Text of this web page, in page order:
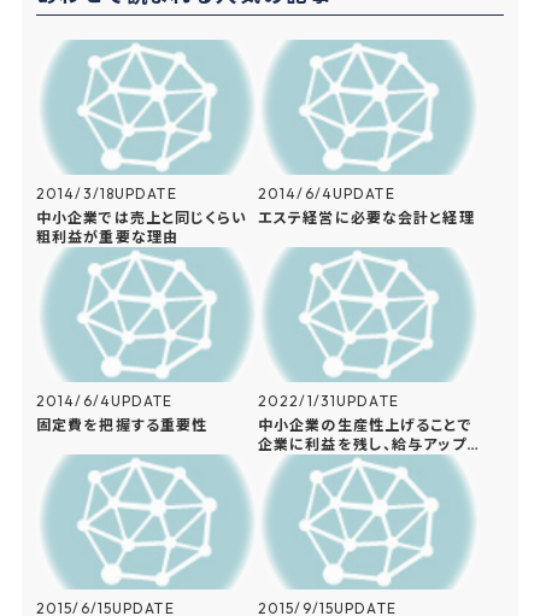
k
2014/3/18UPDATE
中小企業では売上と同じくらい
粗利益が重要な理由
2014/6/4UPDATE
エステ経営に必要な会計と経理
2014/6/4UPDATE
固定費を把握する重要性
2022/1/31UPDATE
中小企業の生産性上げることで
企業に利益を残し、給与アップ
を同時に達成できる理由を解説
2015/6/15UPDATE
2015/9/15UPDATE